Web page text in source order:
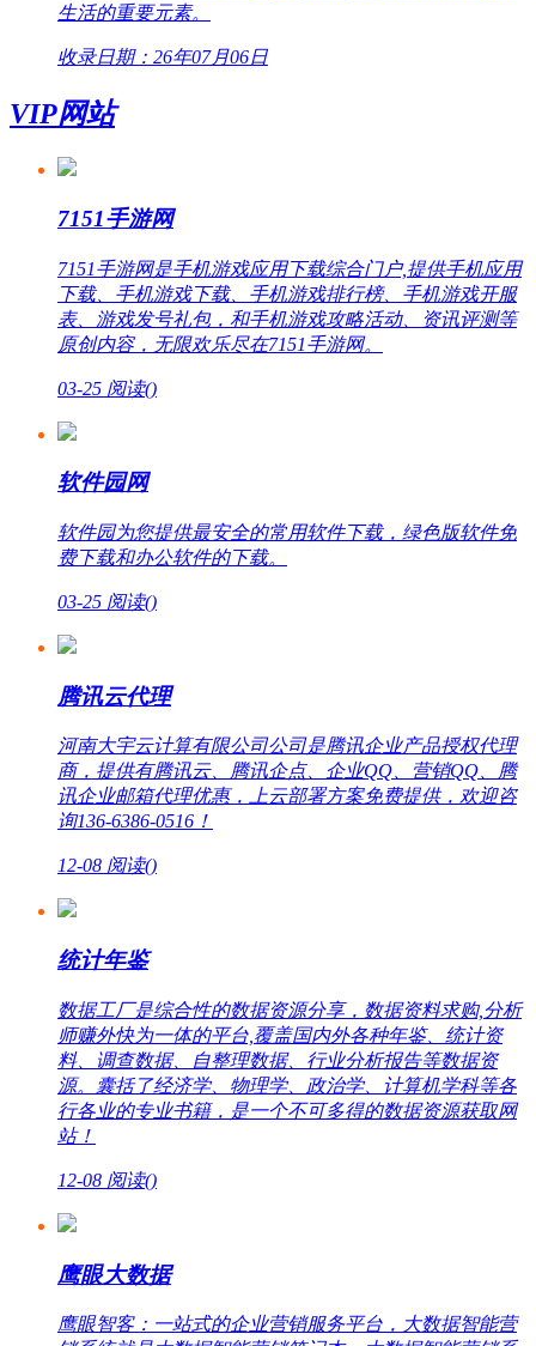
生活的重要元素。
收录日期：26年07月06日
VIP网站
7151手游网
7151手游网是手机游戏应用下载综合门户,提供手机应用
下载、手机游戏下载、手机游戏排行榜、手机游戏开服
表、游戏发号礼包，和手机游戏攻略活动、资讯评测等
原创内容，无限欢乐尽在7151手游网。
03-25 阅读()
软件园网
软件园为您提供最安全的常用软件下载，绿色版软件免
费下载和办公软件的下载。
03-25 阅读()
腾讯云代理
河南大宇云计算有限公司公司是腾讯企业产品授权代理
商，提供有腾讯云、腾讯企点、企业QQ、营销QQ、腾
讯企业邮箱代理优惠，上云部署方案免费提供，欢迎咨
询136-6386-0516！
12-08 阅读()
统计年鉴
数据工厂是综合性的数据资源分享，数据资料求购,分析
师赚外快为一体的平台,覆盖国内外各种年鉴、统计资
料、调查数据、自整理数据、行业分析报告等数据资
源。囊括了经济学、物理学、政治学、计算机学科等各
行各业的专业书籍，是一个不可多得的数据资源获取网
站！
12-08 阅读()
鹰眼大数据
鹰眼智客：一站式的企业营销服务平台，大数据智能营